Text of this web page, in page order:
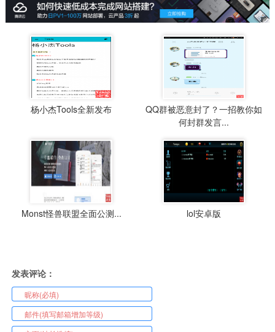
杨小杰Tools全新发布
QQ群被恶意封了？一招教你如
何封群发言...
Monst怪兽联盟全面公测... lol安卓版
发表评论：